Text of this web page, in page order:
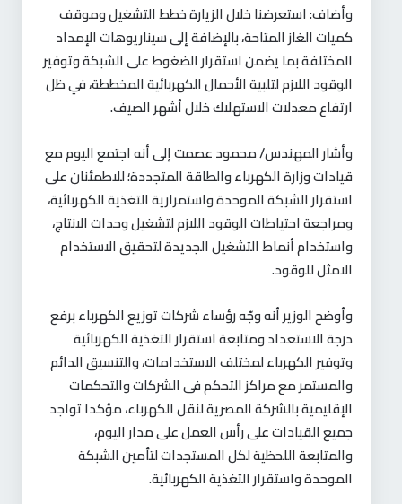
وأضاف: استعرضنا خلال الزيارة خطط التشغيل وموقف
كميات الغاز المتاحة، بالإضافة إلى سيناريوهات الإمداد
المختلفة بما يضمن استقرار الضغوط على الشبكة وتوفير
الوقود اللازم لتلبية الأحمال الكهربائية المخططة، في ظل
ارتفاع معدلات الاستهلاك خلال أشهر الصيف.
وأشار المهندس/ محمود عصمت إلى أنه اجتمع اليوم مع
قيادات وزارة الكهرباء والطاقة المتجددة؛ للاطمئنان على
استقرار الشبكة الموحدة واستمرارية التغذية الكهربائية،
ومراجعة احتياطات الوقود اللازم لتشغيل وحدات الانتاج،
واستخدام أنماط التشغيل الجديدة لتحقيق الاستخدام
الامثل للوقود.
وأوضح الوزير أنه وجّه رؤساء شركات توزيع الكهرباء برفع
درجة الاستعداد ومتابعة استقرار التغذية الكهربائية
وتوفير الكهرباء لمختلف الاستخدامات، والتنسيق الدائم
والمستمر مع مراكز التحكم فى الشركات والتحكمات
الإقليمية بالشركة المصرية لنقل الكهرباء، مؤكدا تواجد
جميع القيادات على رأس العمل على مدار اليوم،
والمتابعة اللحظية لكل المستجدات لتأمين الشبكة
الموحدة واستقرار التغذية الكهربائية.